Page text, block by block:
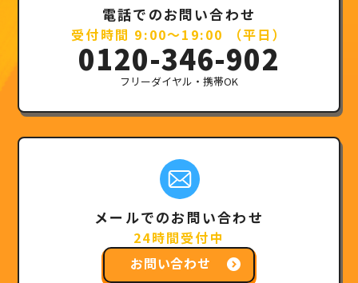
電話でのお問い合わせ
受付時間 9:00～19:00 （平日）
0120-346-902
フリーダイヤル・携帯OK
メールでのお問い合わせ
24時間受付中
お問い合わせ